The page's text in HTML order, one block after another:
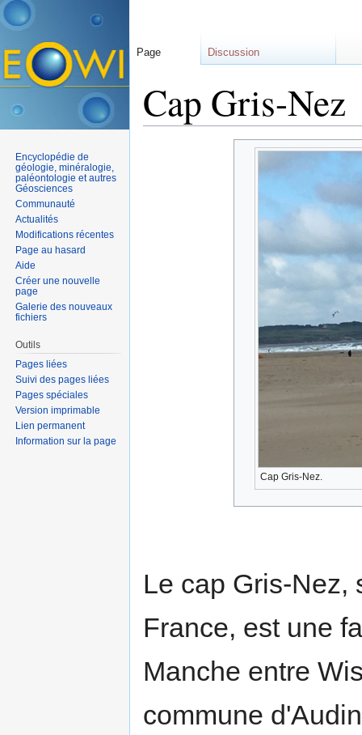
Cap Gris-Nez
Cap Gris-Nez.
Le cap Gris-Nez,
France, est une
Manche entre
commune
Page Discussion
Encyclopédie de
géologie, minéralogie,
paléontologie et autres
Géosciences
Communauté
Actualités
Modifications récentes
Page au hasard
Aide
Créer une nouvelle
page
Galerie des nouveaux
fichiers
Outils
Pages liées
Suivi des pages liées
Pages spéciales
Version imprimable
Lien permanent
Information sur la page